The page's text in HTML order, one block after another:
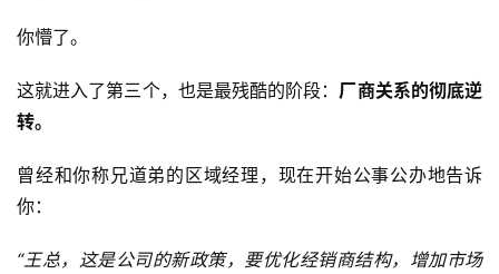
你懵了。
这就进入了第三个，也是最残酷的阶段： 厂商关系的彻底逆
转。
曾经和你称兄道弟的区域经理，现在开始公事公办地告诉
你：
“王总，这是公司的新政策，要优化经销商结构，增加市场